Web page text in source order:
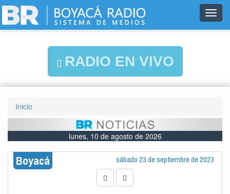
RADIO EN VIVO
Inicio
lunes, 10 de agosto de 2026
Boyacá sábado 23 de septiembre de 2023